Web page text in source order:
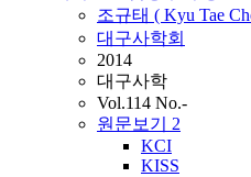
조규태 ( Kyu Tae
대구사학회
2014
대구사학
Vol.114 No.-
원문보기 2
KCI
KISS